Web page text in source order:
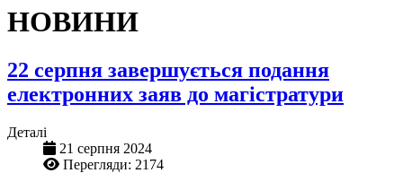
НОВИНИ
22 серпня завершується подання
електронних заяв до магістратури
Деталі
21 серпня 2024
Перегляди: 2174